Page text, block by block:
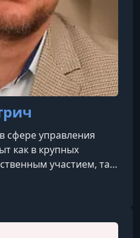
сфере управления
как в крупных
участием, так
карьерный путь
до директора